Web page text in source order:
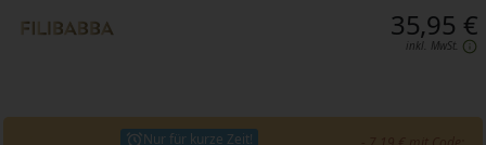
35,95 €
inkl. MwSt.
Nur für kurze Zeit!